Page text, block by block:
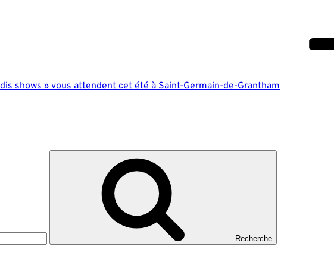
shows » vous attendent cet été à Saint-Germain-de-Grantham
Recherche